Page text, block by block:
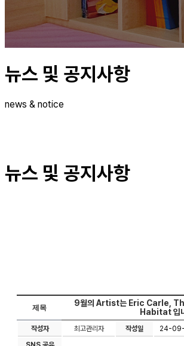
뉴스 및 공지사항
news & notice
뉴스 및 공지사항
제목
9월의 Artist는 Eric Carle,
Habitat 입
작성자 최고관리자 작성일 24-